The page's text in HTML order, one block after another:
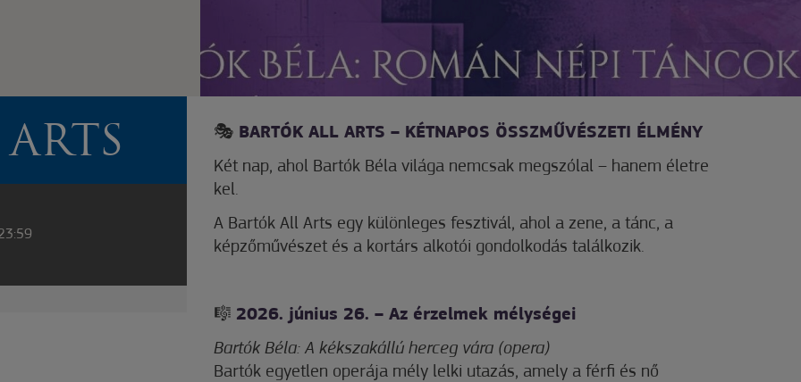
🎭 BARTÓK ALL ARTS – KÉTNAPOS ÖSSZMŰVÉSZETI ÉLMÉNY
Két nap, ahol Bartók Béla világa nemcsak megszólal – hanem életre
kel.
A Bartók All Arts egy különleges fesztivál, ahol a zene, a tánc, a
képzőművészet és a kortárs alkotói gondolkodás találkozik.
🎼 2026. június 26. – Az érzelmek mélységei
Bartók Béla: A kékszakállú herceg vára (opera)
Bartók egyetlen operája mély lelki utazás, amely a férfi és nő